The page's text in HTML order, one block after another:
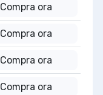
Compra ora
Compra ora
Compra ora
Compra ora